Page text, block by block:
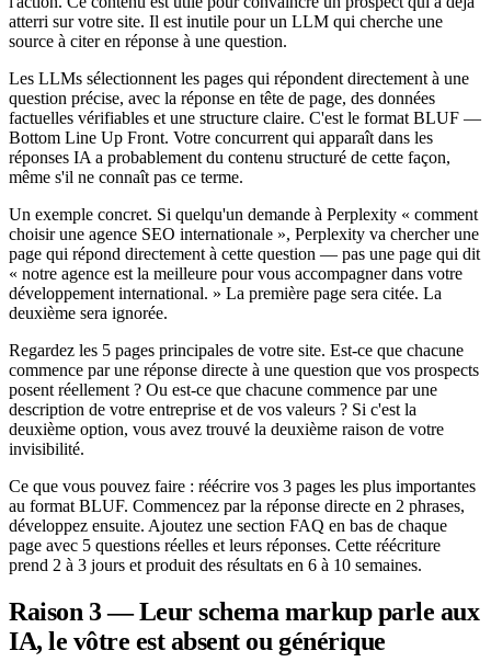
atterri sur votre site. Il est inutile pour un LLM qui cherche une
source à citer en réponse à une question.
Les LLMs sélectionnent les pages qui répondent directement à une
question précise, avec la réponse en tête de page, des données
factuelles vérifiables et une structure claire. C'est le format BLUF —
Bottom Line Up Front. Votre concurrent qui apparaît dans les
réponses IA a probablement du contenu structuré de cette façon,
même s'il ne connaît pas ce terme.
Un exemple concret. Si quelqu'un demande à Perplexity « comment
choisir une agence SEO internationale », Perplexity va chercher une
page qui répond directement à cette question — pas une page qui dit
« notre agence est la meilleure pour vous accompagner dans votre
développement international. » La première page sera citée. La
deuxième sera ignorée.
Regardez les 5 pages principales de votre site. Est-ce que chacune
commence par une réponse directe à une question que vos prospects
posent réellement ? Ou est-ce que chacune commence par une
description de votre entreprise et de vos valeurs ? Si c'est la
deuxième option, vous avez trouvé la deuxième raison de votre
invisibilité.
Ce que vous pouvez faire : réécrire vos 3 pages les plus importantes
au format BLUF. Commencez par la réponse directe en 2 phrases,
développez ensuite. Ajoutez une section FAQ en bas de chaque
page avec 5 questions réelles et leurs réponses. Cette réécriture
prend 2 à 3 jours et produit des résultats en 6 à 10 semaines.
Raison 3 — Leur schema markup parle aux
IA, le vôtre est absent ou générique